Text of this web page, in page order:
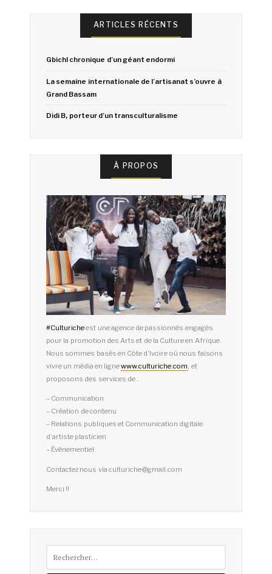
ARTICLES RÉCENTS
Gbich! chronique d’un géant endormi
La semaine internationale de l’artisanat s’ouvre à
Grand Bassam
Didi B, porteur d’un transculturalisme
À PROPOS
#Culturicheest une agence de passionnés engagés
pour la promotion des Arts et de la Culture en Afrique.
Nous sommes basés en Côte d’Ivoire où nous faisons
vivre un média en lignewww.culturiche.com, et
proposons des services de :
– Communication
– Création de contenu
– Relations publiques et Communication digitale
d’artiste plasticien
– Événementiel
Contactez nous via culturiche@gmail.com
Merci !!